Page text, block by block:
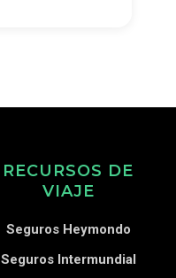
RECURSOS DE
VIAJE
Seguros Heymondo
Seguros Intermundial